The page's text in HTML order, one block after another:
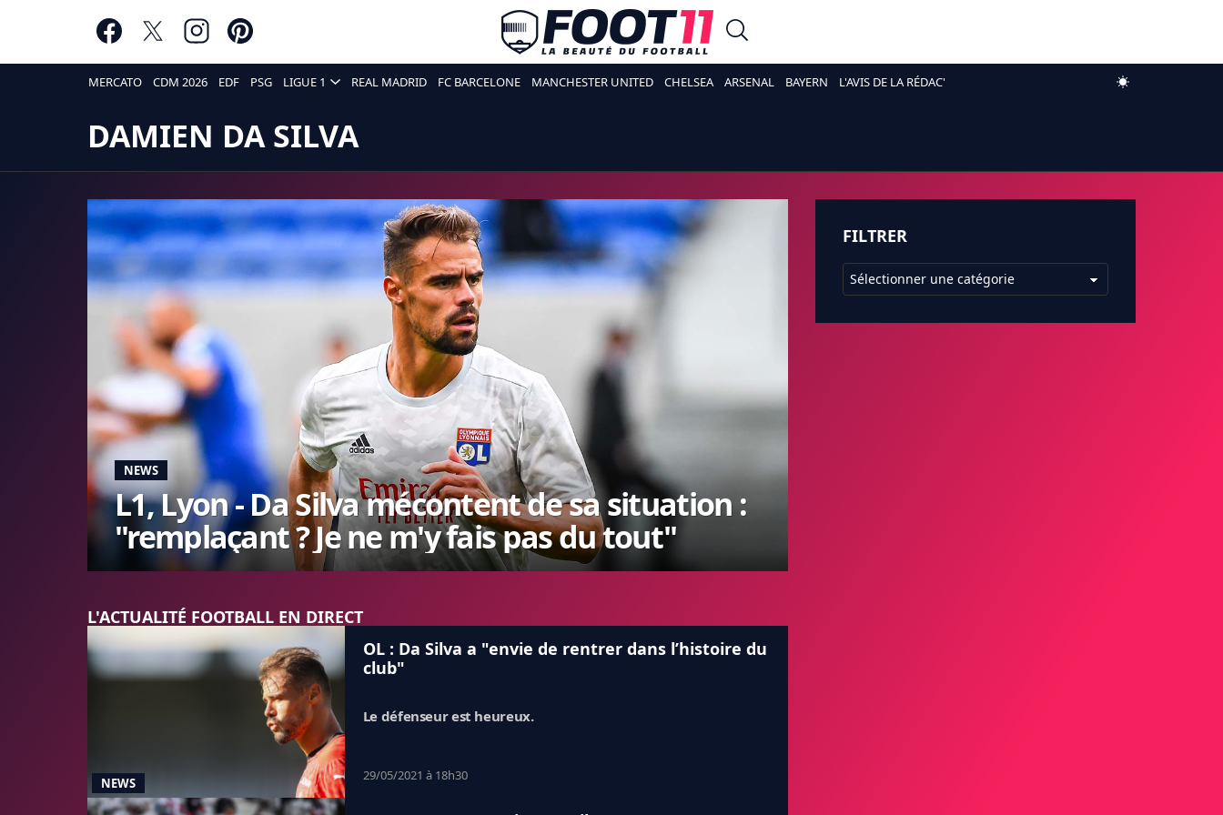
MERCATO CDM 2026 EDF PSG LIGUE 1 REAL MADRID FC BARCELONE MANCHESTER UNITED CHELSEA ARSENAL BAYERN L'AVIS DE LA RÉDAC'
DAMIEN DA SILVA
NEWS
L1, Lyon - Da Silva mécontent de sa situation :
"remplaçant ? Je ne m'y fais pas du tout"
L'ACTUALITÉ FOOTBALL EN DIRECT
NEWS
OL : Da Silva a "envie de rentrer dans l’histoire du
club"
Le défenseur est heureux.
29/05/2021 à 18h30
FILTRER